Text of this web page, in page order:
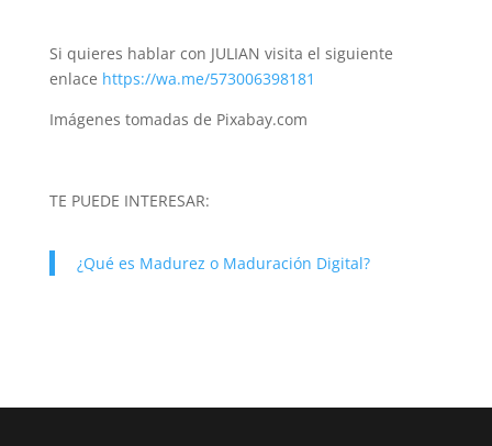
Si quieres hablar con JULIAN visita el siguiente
enlace https://wa.me/573006398181
Imágenes tomadas de Pixabay.com
TE PUEDE INTERESAR:
¿Qué es Madurez o Maduración Digital?